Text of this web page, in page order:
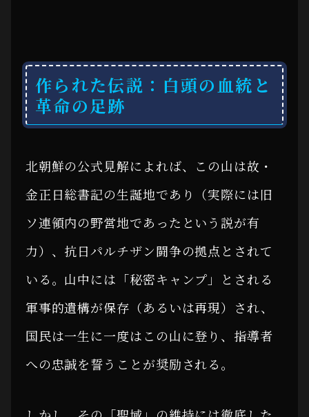
作られた伝説：白頭の血統と
革命の足跡
北朝鮮の公式見解によれば、この山は故・
金正日総書記の生誕地であり（実際には旧
ソ連領内の野営地であったという説が有
力）、抗日パルチザン闘争の拠点とされて
いる。山中には「秘密キャンプ」とされる
軍事的遺構が保存（あるいは再現）され、
国民は一生に一度はこの山に登り、指導者
への忠誠を誓うことが奨励される。